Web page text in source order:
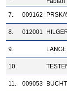
7. 009162
8. 012001
9.
10.
11. 009053